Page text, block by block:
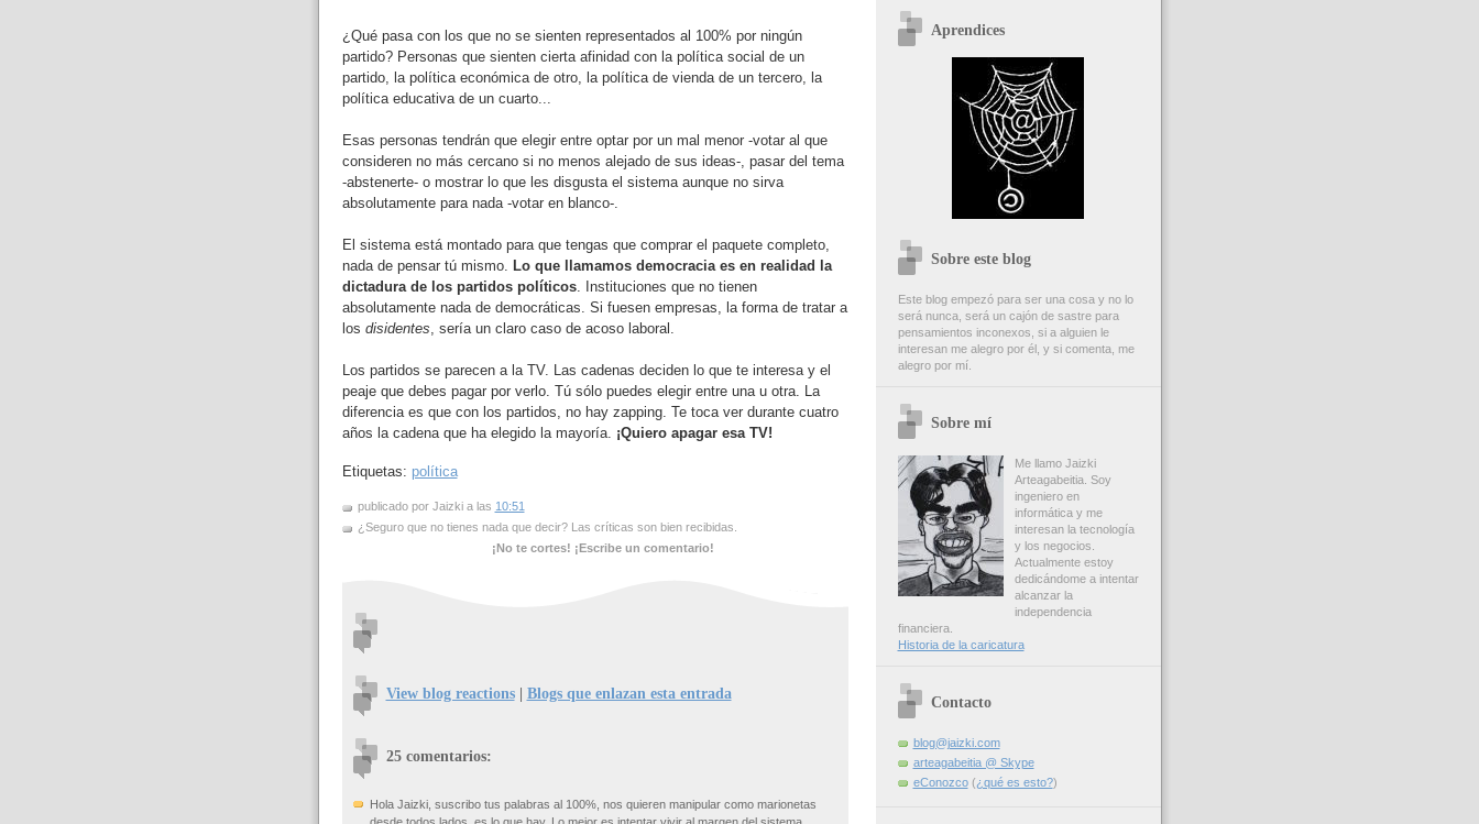
¿Qué pasa con los que no se sienten representados al 100% por ningún
partido? Personas que sienten cierta afinidad con la política social de un
partido, la política económica de otro, la política de vienda de un tercero, la
política educativa de un cuarto...
Esas personas tendrán que elegir entre optar por un mal menor -votar al que
consideren no más cercano si no menos alejado de sus ideas-, pasar del tema
-abstenerte- o mostrar lo que les disgusta el sistema aunque no sirva
absolutamente para nada -votar en blanco-.
El sistema está montado para que tengas que comprar el paquete completo,
nada de pensar tú mismo. Lo que llamamos democracia es en realidad la
dictadura de los partidos políticos. Instituciones que no tienen
absolutamente nada de democráticas. Si fuesen empresas, la forma de tratar a
los disidentes , sería un claro caso de acoso laboral.
Los partidos se parecen a la TV. Las cadenas deciden lo que te interesa y el
peaje que debes pagar por verlo. Tú sólo puedes elegir entre una u otra. La
diferencia es que con los partidos, no hay zapping. Te toca ver durante cuatro
años la cadena que ha elegido la mayoría. ¡Quiero apagar esa TV!
Etiquetas: política
publicado por Jaizki a las 10:51
¿Seguro que no tienes nada que decir? Las críticas son bien recibidas.
¡No te cortes! ¡Escribe un comentario!
View blog reactions| Blogs que enlazan esta entrada
25 comentarios:
Hola Jaizki, suscribo tus palabras al 100%, nos quieren manipular como marionetas
Aprendices
Sobre este blog
Este blog empezó para ser una cosa y no lo
será nunca, será un cajón de sastre para
pensamientos inconexos, si a alguien le
interesan me alegro por él, y si comenta, me
alegro por mí.
Sobre mí
Me llamo Jaizki
Arteagabeitia. Soy
ingeniero en
informática y me
interesan la tecnología
y los negocios.
Actualmente estoy
dedicándome a intentar
alcanzar la
independencia
financiera.
Historia de la caricatura
Contacto
blog@jaizki.com
arteagabeitia @ Skype
eConozco(¿qué es esto?)